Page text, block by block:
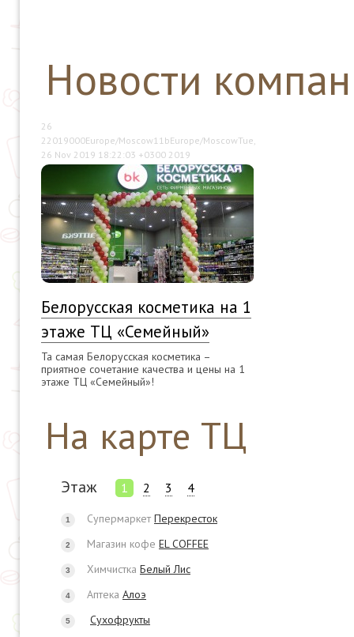
Новости
26
22019000Europe/Moscow11bEurope/MoscowTue,
26 Nov 2019 18:22:03 +0300 2019
Белорусская косметика на 1
этаже ТЦ «Семейный»
Та самая Белорусская косметика –
приятное сочетание качества и цены на 1
этаже ТЦ «Семейный»!
На карте ТЦ
Этаж 1 2 3 4
1 Супермаркет Перекресток
2 Магазин кофе EL COFFEE
3 Химчистка Белый Лис
4 Аптека Алоэ
5 Сухофрукты